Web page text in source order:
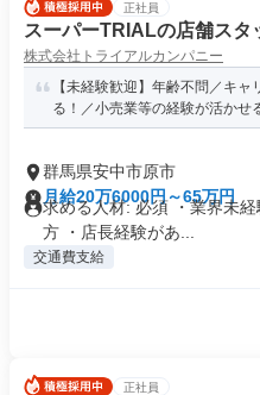
正社員
スーパーTRIALの店舗スタ
株式会社トライアルカンパニー
【未経験歓迎】年齢不問／キ
る！／小売業等の経験が活かせ
群馬県安中市原市
月給20万6000円～65万円
求める人材: 必須 ・業界未
方 ・店長経験があ...
交通費支給
正社員